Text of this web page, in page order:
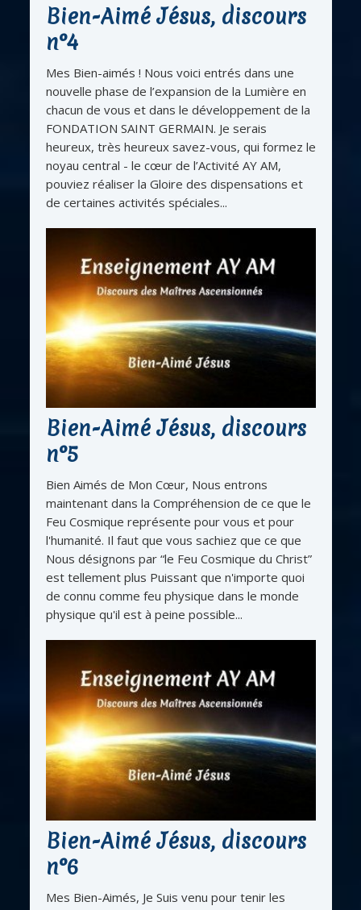
Bien-Aimé Jésus, discours
n°4
Mes Bien-aimés ! Nous voici entrés dans une
nouvelle phase de l’expansion de la Lumière en
chacun de vous et dans le développement de la
FONDATION SAINT GERMAIN. Je serais
heureux, très heureux savez-vous, qui formez le
noyau central - le cœur de l’Activité AY AM,
pouviez réaliser la Gloire des dispensations et
de certaines activités spéciales...
Bien-Aimé Jésus, discours
n°5
Bien Aimés de Mon Cœur, Nous entrons
maintenant dans la Compréhension de ce que le
Feu Cosmique représente pour vous et pour
l'humanité. Il faut que vous sachiez que ce que
Nous désignons par “le Feu Cosmique du Christ”
est tellement plus Puissant que n'importe quoi
de connu comme feu physique dans le monde
physique qu'il est à peine possible...
Bien-Aimé Jésus, discours
n°6
Mes Bien-Aimés, Je Suis venu pour tenir les